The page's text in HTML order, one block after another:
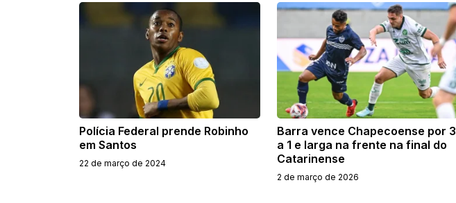
Polícia Federal prende Robinho
em Santos
22 de março de 2024
Barra vence Chapecoense por 3
a 1 e larga na frente na final do
Catarinense
2 de março de 2026